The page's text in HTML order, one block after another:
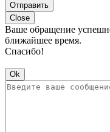
Отправить
Close
Ваше обращение
ближайшее время.
Спасибо!
Ok